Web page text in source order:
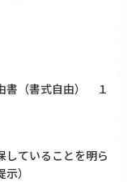
書（書式自由） １
していることを明ら
）